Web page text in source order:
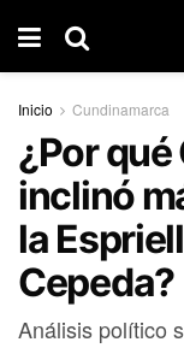
Inicio Cundinamarca
¿Por
inclinó
la
Cepeda?
Análisis político